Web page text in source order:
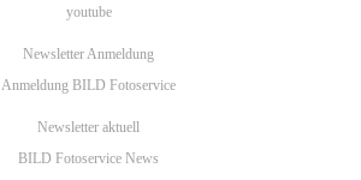
youtube
Newsletter Anmeldung
Anmeldung BILD Fotoservice
Newsletter aktuell
BILD Fotoservice News